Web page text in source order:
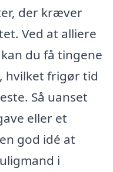
der kræver
Ved at alliere
du få tingene
hvilket frigør tid
Så uanset
eller et
god idé at
i